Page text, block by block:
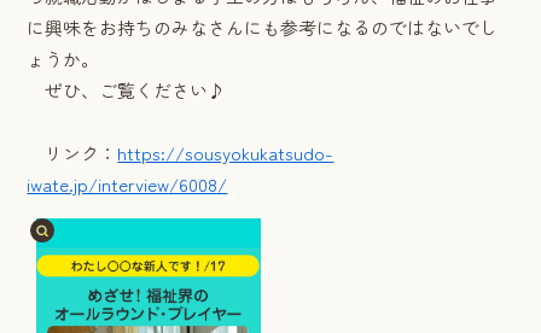
に興味をお持ちのみなさんにも参考になるのではないでし
ょうか。
ぜひ、ご覧ください♪
リンク： https://sousyokukatsudo-
iwate.jp/interview/6008/